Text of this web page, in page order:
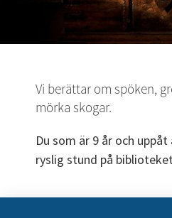
Vi berättar om spöken,
mörka skogar.
Du som är 9 år och
ryslig stund på